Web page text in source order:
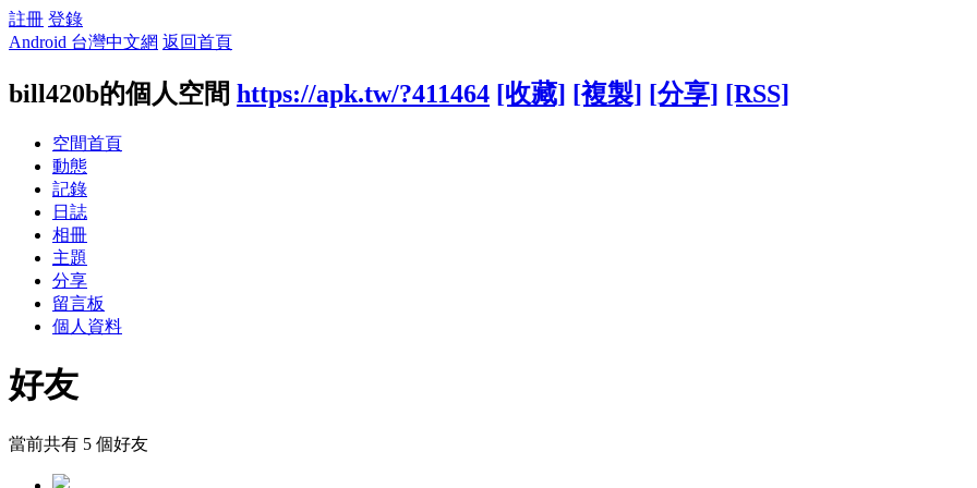
註冊 登錄
Android 台灣中文網 返回首頁
bill420b的個人空間 https://apk.tw/?411464 [收藏] [複製] [分享] [RSS]
空間首頁
動態
記錄
日誌
相冊
主題
分享
留言板
個人資料
好友
當前共有 5 個好友